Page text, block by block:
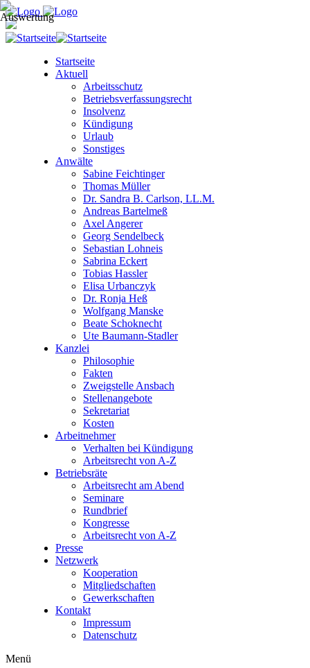
Startseite
Aktuell
Arbeitsschutz
Betriebsverfassungsrecht
Insolvenz
Kündigung
Urlaub
Sonstiges
Anwälte
Sabine Feichtinger
Thomas Müller
Dr. Sandra B. Carlson, LL.M.
Andreas Bartelmeß
Axel Angerer
Georg Sendelbeck
Sebastian Lohneis
Sabrina Eckert
Tobias Hassler
Elisa Urbanczyk
Dr. Ronja Heß
Wolfgang Manske
Beate Schoknecht
Ute Baumann-Stadler
Kanzlei
Philosophie
Fakten
Zweigstelle Ansbach
Stellenangebote
Sekretariat
Kosten
Arbeitnehmer
Verhalten bei Kündigung
Arbeitsrecht von A-Z
Betriebsräte
Arbeitsrecht am Abend
Seminare
Rundbrief
Kongresse
Arbeitsrecht von A-Z
Presse
Netzwerk
Kooperation
Mitgliedschaften
Gewerkschaften
Kontakt
Impressum
Datenschutz
Menü